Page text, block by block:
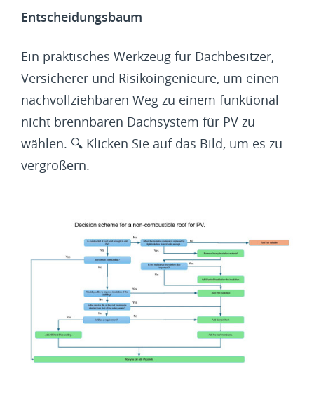
Entscheidungsbaum
Ein praktisches Werkzeug für Dachbesitzer,
Versicherer und Risikoingenieure, um einen
nachvollziehbaren Weg zu einem funktional
nicht brennbaren Dachsystem für PV zu
wählen. 🔍 Klicken Sie auf das Bild, um es zu
vergrößern.